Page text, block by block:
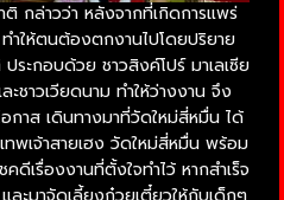
กล่าวว่า หลังจากที่เกิดการแพร่
ำให้ตนต้องตกงานไปโดยปริยาย
ระกอบด้วย ชาวสิงค์โปร์ มาเลเซีย
ชาวเวียดนาม ทำให้ว่างงาน จึง
กาส เดินทางมาที่วัดใหม่สี่หมื่น ได้
ทพเจ้าสายเฮง วัดใหม่สี่หมื่น พร้อม
ดีเรื่องงานที่ตั้งใจทำไว้ หากสำเร็จ